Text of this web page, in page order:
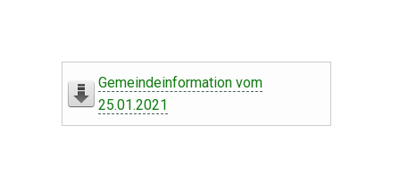
Gemeindeinformation vom
25.01.2021